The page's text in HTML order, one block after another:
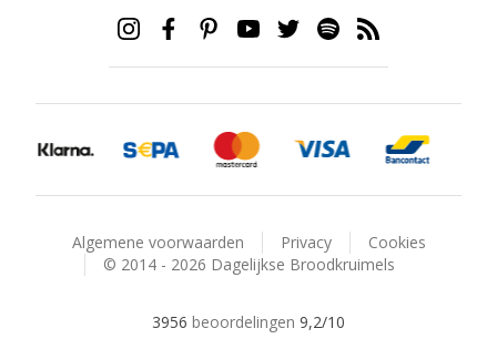
Algemene voorwaarden Privacy
Cookies
© 2014 - 2026 Dagelijkse Broodkruimels
3956 beoordelingen 9,2/10